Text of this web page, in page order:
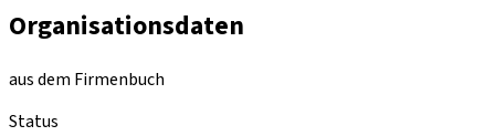
Organisationsdaten
aus dem Firmenbuch
Status